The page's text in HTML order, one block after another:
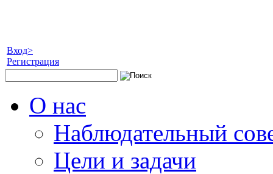
Вход>
Регистрация
О нас
Наблюдательный
Цели и задачи